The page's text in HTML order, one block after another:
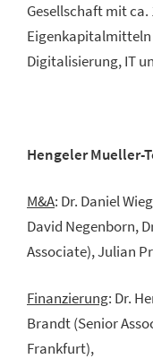
Gesellschaft mit
Digitalisierung, IT
Hengeler Mueller-
M&A: Dr. Daniel
David Negenborn,
Associate), Julian
Finanzierung: Dr.
Brandt (Senior
Frankfurt),